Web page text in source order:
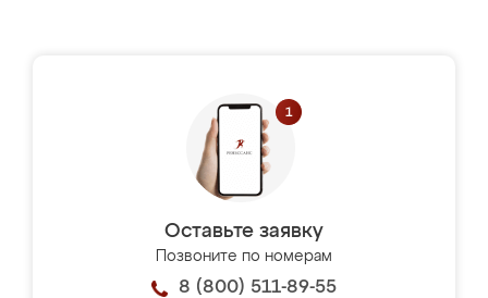
Оставьте заявку
Позвоните по номерам
8 (800) 511-89-55